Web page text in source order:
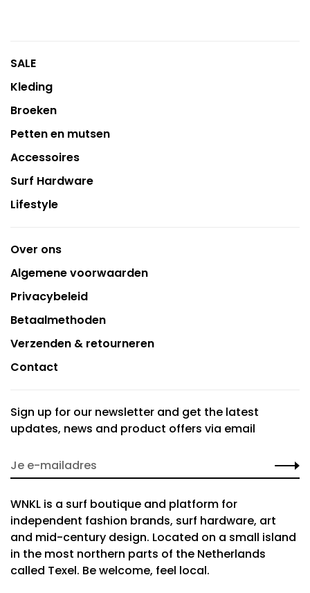
SALE
Kleding
Broeken
Petten en mutsen
Accessoires
Surf Hardware
Lifestyle
Over ons
Algemene voorwaarden
Privacybeleid
Betaalmethoden
Verzenden & retourneren
Contact
Sign up for our newsletter and get the latest
updates, news and product offers via email
WNKL is a surf boutique and platform for
independent fashion brands, surf hardware, art
and mid-century design. Located on a small island
in the most northern parts of the Netherlands
called Texel. Be welcome, feel local.